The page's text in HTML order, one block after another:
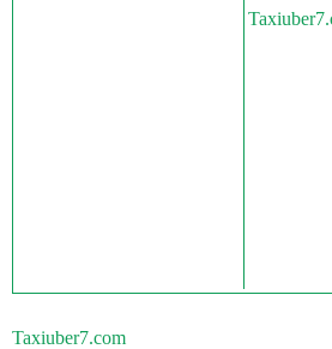
Taxiuber7.com